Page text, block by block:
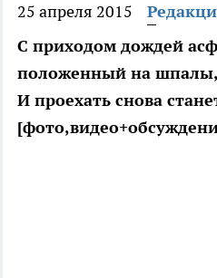
25 апреля 2015
С приходом дождей
положенный на шпалы,
И проехать снова